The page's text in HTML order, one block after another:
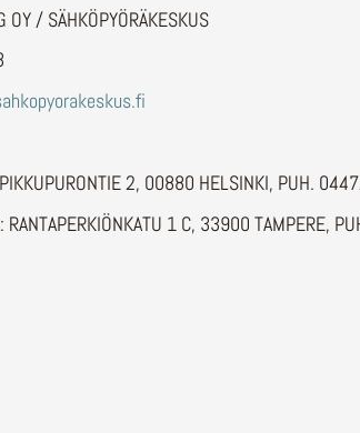
OY / SÄHKÖPYÖRÄKESKUS
PIKKUPURONTIE 2, 00880 HELSINKI, PUH.
RANTAPERKIÖNKATU 1 C, 33900 TAMPERE,